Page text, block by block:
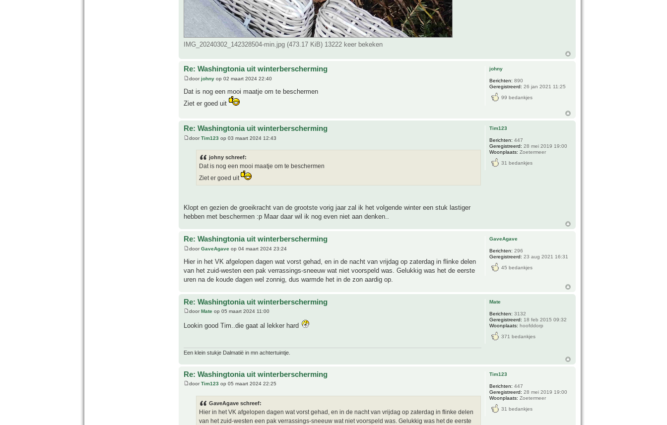
IMG_20240302_142328504-min.jpg (473.17 KiB) 13222 keer bekeken
Re: Washingtonia uit winterberscherming
doorjohny op 02 maart 2024 22:40
Dat is nog een mooi maatje om te beschermen
Ziet er goed uit
johny
Berichten: 890
Geregistreerd: 26 jan 2021 11:25
99 bedankjes
Re: Washingtonia uit winterberscherming
doorTim123 op 03 maart 2024 12:43
johny schreef:
Dat is nog een mooi maatje om te beschermen
Ziet er goed uit
Klopt en gezien de groeikracht van de grootste vorig jaar zal ik het volgende winter een stuk lastiger
hebben met beschermen :p Maar daar wil ik nog even niet aan denken..
Tim123
Berichten: 447
Geregistreerd: 28 mei 2019 19:00
Woonplaats: Zoetermeer
31 bedankjes
Re: Washingtonia uit winterberscherming
doorGaveAgave op 04 maart 2024 23:24
Hier in het VK afgelopen dagen wat vorst gehad, en in de nacht van vrijdag op zaterdag in flinke delen
van het zuid-westen een pak verrassings-sneeuw wat niet voorspeld was. Gelukkig was het de eerste
uren na de koude dagen wel zonnig, dus warmde het in de zon aardig op.
GaveAgave
Berichten: 296
Geregistreerd: 23 aug 2021 16:31
45 bedankjes
Re: Washingtonia uit winterberscherming
doorMate op 05 maart 2024 11:00
Lookin good Tim..die gaat al lekker hard
Een klein stukje Dalmatië in mn achtertuintje.
Mate
Berichten: 3132
Geregistreerd: 18 feb 2015 09:32
Woonplaats: hoofddorp
371 bedankjes
Re: Washingtonia uit winterberscherming
doorTim123 op 05 maart 2024 22:25
GaveAgave schreef:
Hier in het VK afgelopen dagen wat vorst gehad, en in de nacht van vrijdag op zaterdag in flinke delen
van het zuid-westen een pak verrassings-sneeuw wat niet voorspeld was. Gelukkig was het de eerste
Tim123
Berichten: 447
Geregistreerd: 28 mei 2019 19:00
Woonplaats: Zoetermeer
31 bedankjes